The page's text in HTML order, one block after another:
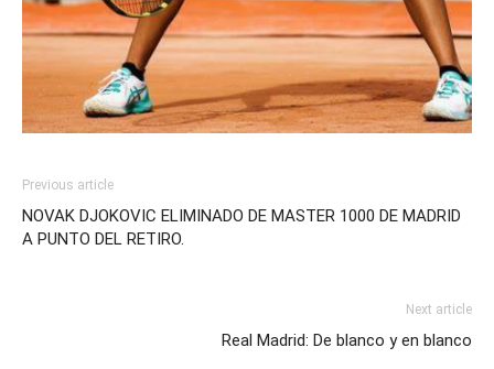
Previous article
NOVAK DJOKOVIC ELIMINADO DE MASTER 1000 DE MADRID
A PUNTO DEL RETIRO.
Next article
Real Madrid: De blanco y en blanco